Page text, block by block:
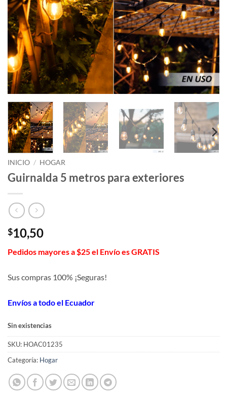
INICIO / HOGAR
Guirnalda 5 metros para exteriores
$10,50
Pedidos mayores a $25 el Envío es GRATIS
Sus compras 100% ¡Seguras!
Envíos a todo el Ecuador
Sin existencias
SKU: HOAC01235
Categoría: Hogar